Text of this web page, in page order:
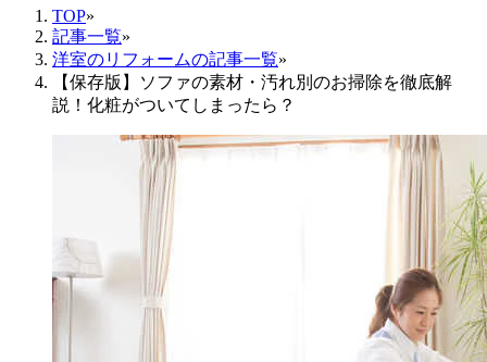
TOP»
記事一覧»
洋室のリフォームの記事一覧»
【保存版】ソファの素材・汚れ別のお掃除を徹底解
説！化粧がついてしまったら？